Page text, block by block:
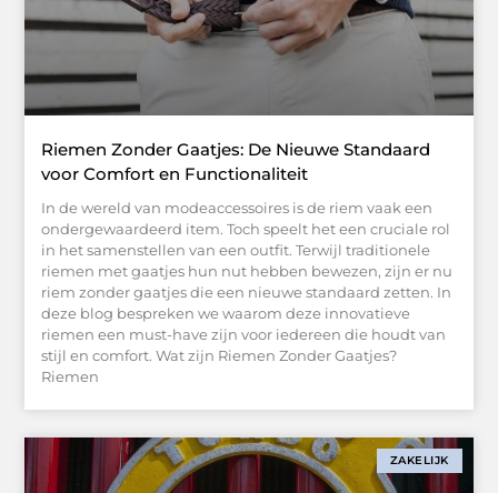
Riemen Zonder Gaatjes: De Nieuwe Standaard
voor Comfort en Functionaliteit
In de wereld van modeaccessoires is de riem vaak een
ondergewaardeerd item. Toch speelt het een cruciale rol
in het samenstellen van een outfit. Terwijl traditionele
riemen met gaatjes hun nut hebben bewezen, zijn er nu
riem zonder gaatjes die een nieuwe standaard zetten. In
deze blog bespreken we waarom deze innovatieve
riemen een must-have zijn voor iedereen die houdt van
stijl en comfort. Wat zijn Riemen Zonder Gaatjes?
Riemen
ZAKELIJK